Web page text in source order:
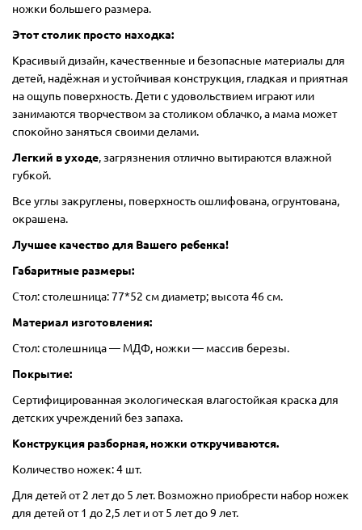
ножки большего размера.
Этот столик просто находка:
Красивый дизайн, качественные и безопасные материалы для
детей, надёжная и устойчивая конструкция, гладкая и приятная
на ощупь поверхность. Дети с удовольствием играют или
занимаются творчеством за столиком облачко, а мама может
спокойно заняться своими делами.
Легкий в уходе, загрязнения отлично вытираются влажной
губкой.
Все углы закруглены, поверхность ошлифована, огрунтована,
окрашена.
Лучшее качество для Вашего ребенка!
Габаритные размеры:
Стол: столешница: 77*52 см диаметр; высота 46 см.
Материал изготовления:
Стол: столешница — МДФ, ножки — массив березы.
Покрытие:
Сертифицированная экологическая влагостойкая краска для
детских учреждений без запаха.
Конструкция разборная, ножки откручиваются.
Количество ножек: 4 шт.
Для детей от 2 лет до 5 лет. Возможно приобрести набор ножек
для детей от 1 до 2,5 лет и от 5 лет до 9 лет.